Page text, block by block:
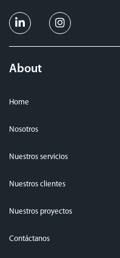
About
Home
Nosotros
Nuestros servicios
Nuestros clientes
Nuestros proyectos
Contáctanos